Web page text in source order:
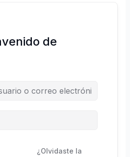
de
¿Olvidaste la